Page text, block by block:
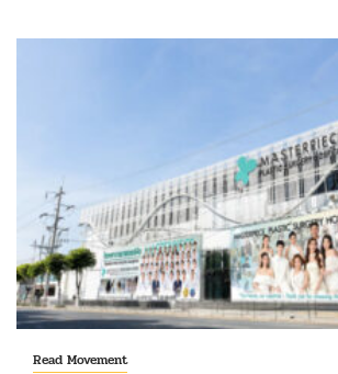
Read Movement